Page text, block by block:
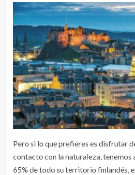
Pero si lo que prefieres es disfrutar
contacto con la naturaleza, tenemos
65% de todo su territorio finlandés,